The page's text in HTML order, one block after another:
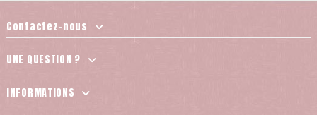
Contactez-nous
UNE QUESTION ?
INFORMATIONS